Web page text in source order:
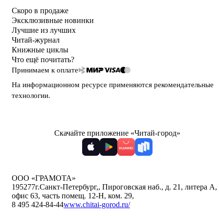
Скоро в продаже
Эксклюзивные новинки
Лучшие из лучших
Читай-журнал
Книжные циклы
Что ещё почитать?
Принимаем к оплате
На информационном ресурсе применяются рекомендательные
технологии.
Скачайте приложение «Читай-город»
ООО «ГРАМОТА»
195277г.Санкт-Петербург,, Пироговская наб., д. 21, литера А,
офис 63, часть помещ. 12-Н, ком. 29,
8 495 424-84-44www.chitai-gorod.ru/